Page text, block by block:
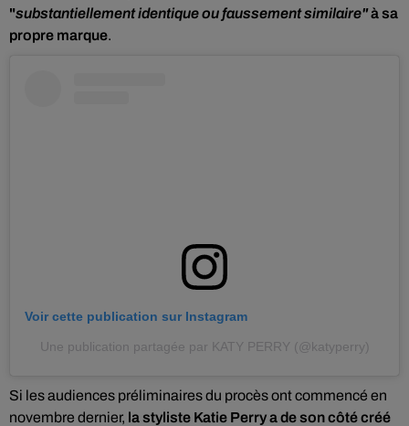
"substantiellement identique ou faussement similaire"à sa
propre marque.
Voir cette publication sur Instagram
Une publication partagée par KATY PERRY (@katyperry)
Si les audiences préliminaires du procès ont commencé en
novembre dernier, la styliste Katie Perry a de son côté créé